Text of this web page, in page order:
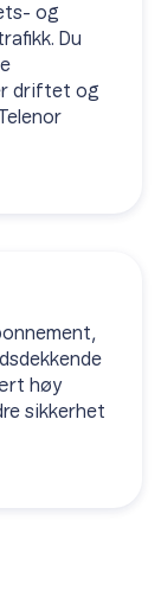
og
Du
driftet og
høy
sikkerhet